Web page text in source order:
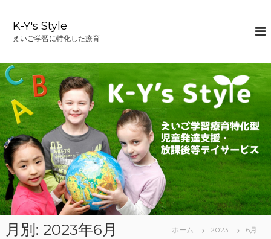
へ
ス
キ
ッ
プ
K-Y's Style
えいご学習に特化した療育
月別: 2023年6月 ホーム 2023 6月